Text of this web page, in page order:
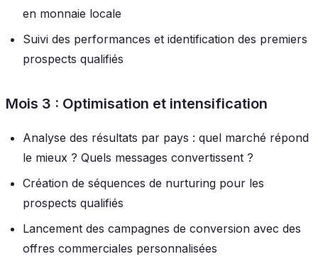
en monnaie locale
Suivi des performances et identification des premiers
prospects qualifiés
Mois 3 : Optimisation et intensification
Analyse des résultats par pays : quel marché répond
le mieux ? Quels messages convertissent ?
Création de séquences de nurturing pour les
prospects qualifiés
Lancement des campagnes de conversion avec des
offres commerciales personnalisées